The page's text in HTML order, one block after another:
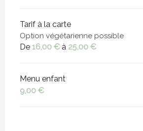
Tarif à la carte
Option végétarienne possible
De 16,00 € à 25,00 €
Menu enfant
9,00 €